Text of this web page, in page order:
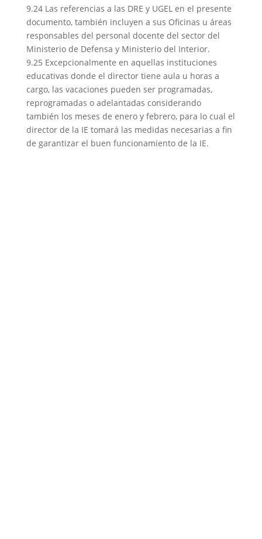
9.24 Las referencias a las DRE y UGEL en el presente
documento, también incluyen a sus Oficinas u áreas
responsables del personal docente del sector del
Ministerio de Defensa y Ministerio del Interior.
9.25 Excepcionalmente en aquellas instituciones
educativas donde el director tiene aula u horas a
cargo, las vacaciones pueden ser programadas,
reprogramadas o adelantadas considerando
también los meses de enero y febrero, para lo cual el
director de la IE tomará las medidas necesarias a fin
de garantizar el buen funcionamiento de la IE.